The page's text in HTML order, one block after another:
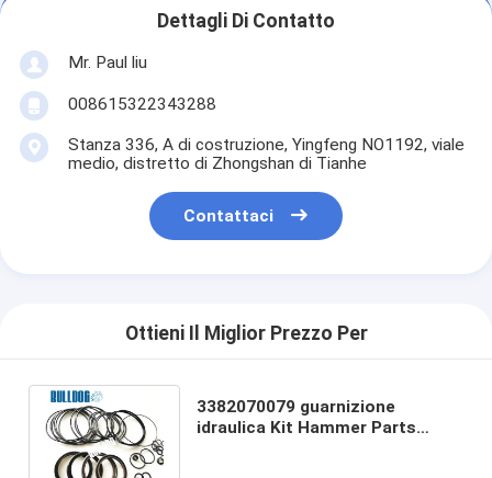
Dettagli Di Contatto
Mr. Paul liu
008615322343288
Stanza 336, A di costruzione, Yingfeng NO1192, viale
medio, distretto di Zhongshan di Tianhe
Contattaci
Ottieni Il Miglior Prezzo Per
3382070079 guarnizione
idraulica Kit Hammer Parts